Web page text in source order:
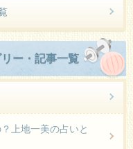
ー・記事一覧
上地一美の占いと